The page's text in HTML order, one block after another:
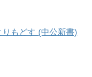
もどす (中公新書)